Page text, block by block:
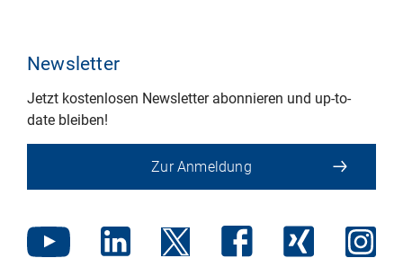
Newsletter
Jetzt kostenlosen Newsletter abonnieren und up-to-
date bleiben!
Zur Anmeldung